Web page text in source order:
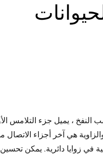
، يميل جزء التلامس
هي آخر أجزاء الاتصال
في زوايا دائرية. يمكن تحسين